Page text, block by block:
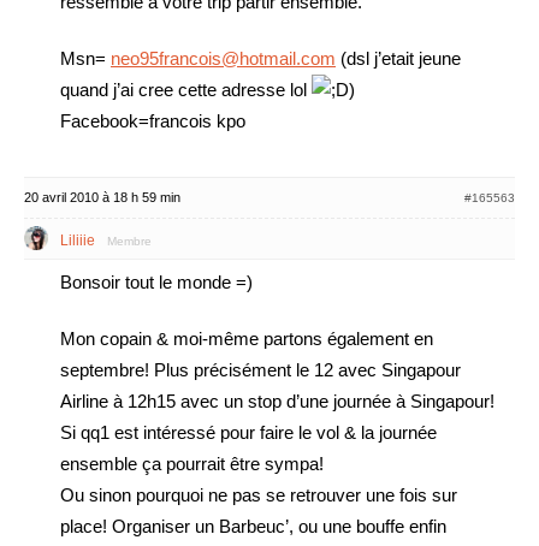
Msn= neo95francois@hotmail.com (dsl j’etait jeune
quand j’ai cree cette adresse lol
)
Facebook=francois kpo
20 avril 2010 à 18 h 59 min #165563
Liliiie Membre
Bonsoir tout le monde =)
Mon copain & moi-même partons également en
septembre! Plus précisément le 12 avec Singapour
Airline à 12h15 avec un stop d’une journée à Singapour!
Si qq1 est intéressé pour faire le vol & la journée
ensemble ça pourrait être sympa!
Ou sinon pourquoi ne pas se retrouver une fois sur
place! Organiser un Barbeuc’, ou une bouffe enfin